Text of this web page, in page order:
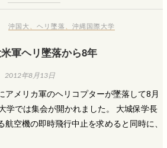
沖国大 、ヘリ墜落 、沖縄国際大学
軍ヘリ墜落から8年
2012年8月13日
アメリカ軍のヘリコプターが墜落して8月
学では集会が開かれました。 大城保学長
空機の即時飛行中止を求めると同時に、